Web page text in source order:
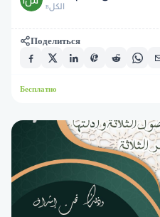
вالكل
Поделиться
Бесплатно